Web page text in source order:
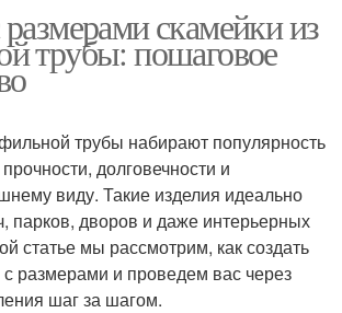
скамейки из
трубы: пошаговое
трубы набирают популярность
долговечности и
виду. Такие изделия идеально
парков, дворов и даже интерьерных
статье мы рассмотрим, как создать
размерами и проведем вас через
шаг за шагом.